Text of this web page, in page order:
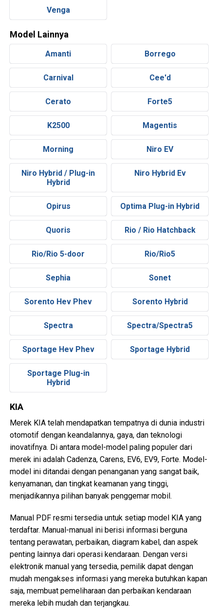
Venga
Model Lainnya
Amanti Borrego
Carnival Cee'd
Cerato Forte5
K2500 Magentis
Morning Niro EV
Niro Hybrid / Plug-in
Hybrid
Niro Hybrid Ev
Opirus Optima Plug-in Hybrid
Quoris Rio / Rio Hatchback
Rio/Rio 5-door Rio/Rio5
Sephia Sonet
Sorento Hev Phev Sorento Hybrid
Spectra Spectra/Spectra5
Sportage Hev Phev Sportage Hybrid
Sportage Plug-in
Hybrid
KIA
Merek KIA telah mendapatkan tempatnya di dunia industri
otomotif dengan keandalannya, gaya, dan teknologi
inovatifnya. Di antara model-model paling populer dari
merek ini adalah Cadenza, Carens, EV6, EV9, Forte. Model-
model ini ditandai dengan penanganan yang sangat baik,
kenyamanan, dan tingkat keamanan yang tinggi,
menjadikannya pilihan banyak penggemar mobil.
Manual PDF resmi tersedia untuk setiap model KIA yang
terdaftar. Manual-manual ini berisi informasi berguna
tentang perawatan, perbaikan, diagram kabel, dan aspek
penting lainnya dari operasi kendaraan. Dengan versi
elektronik manual yang tersedia, pemilik dapat dengan
mudah mengakses informasi yang mereka butuhkan kapan
saja, membuat pemeliharaan dan perbaikan kendaraan
mereka lebih mudah dan terjangkau.